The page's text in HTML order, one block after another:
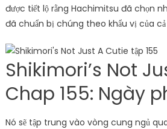
được tiết lộ rằng Hachimitsu đã chọn
đã chuẩn bị chúng theo khẩu vị của cả
Shikimori’s Not
Chap 155: Ngày
Nó sẽ tập trung vào vòng cung ngủ